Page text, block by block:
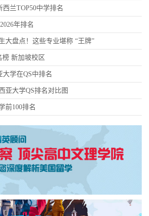
兰TOP50中学排名
年排名
大盘点！这些专业堪称 “王牌”
榜 新加坡校区
大学在QS中排名
亚大学QS排名对比图
前100排名